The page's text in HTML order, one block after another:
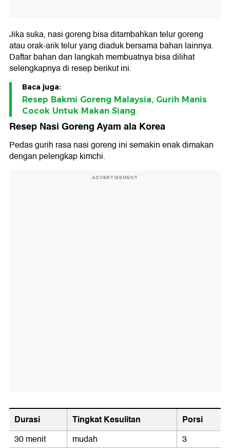
Jika suka, nasi goreng bisa ditambahkan telur goreng
atau orak-arik telur yang diaduk bersama bahan lainnya.
Daftar bahan dan langkah membuatnya bisa dilihat
selengkapnya di resep berikut ini.
Baca juga:
Resep Bakmi Goreng Malaysia, Gurih Manis
Cocok Untuk Makan Siang
Resep Nasi Goreng Ayam ala Korea
Pedas gurih rasa nasi goreng ini semakin enak dimakan
dengan pelengkap kimchi.
ADVERTISEMENT
Durasi Tingkat Kesulitan Porsi
30 menit mudah 3